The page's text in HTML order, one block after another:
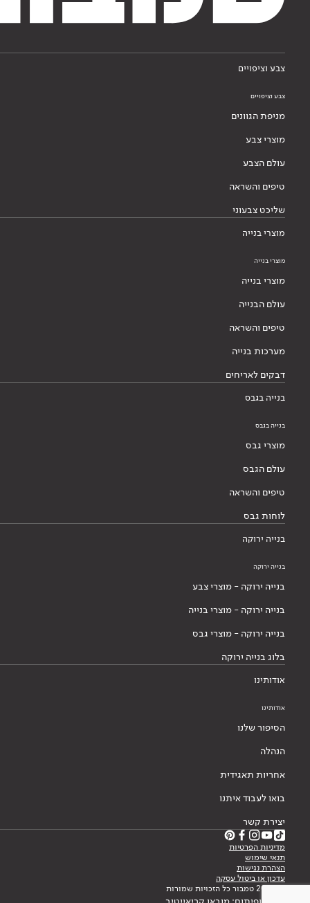
צבע וציפויים
צבע וציפויים
מניפת הגוונים
מוצרי צבע
עולם הצבע
טיפים והשראה
שליכט צבעוני
מוצרי בנייה
מוצרי בנייה
מוצרי בנייה
עולם הבנייה
טיפים והשראה
מערכות בנייה
דבקים לאריחים
בנייה בגבס
בנייה בגבס
מוצרי גבס
עולם הגבס
טיפים והשראה
לוחות גבס
בנייה ירוקה
בנייה ירוקה
בנייה ירוקה - מוצרי צבע
בנייה ירוקה - מוצרי בנייה
בנייה ירוקה - מוצרי גבס
בלוג בנייה ירוקה
אודותינו
אודותינו
הסיפור שלנו
הנהלה
אחריות תאגידית
בואו לעבוד איתנו
יצירת קשר
מדיניות הפרטיות
תנאי שימוש
הצהרת נגישות
עדכון או ביטול עסקה
© 2026 טמבור כל הזכויות שמורות
עיצוב ופיתוח: מובאו קריאייטיב